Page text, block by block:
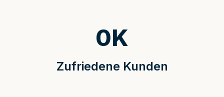
Zufriedene Kunden
0K